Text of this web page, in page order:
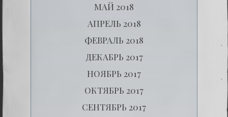
МАЙ 2018
АПРЕЛЬ 2018
ФЕВРАЛЬ 2018
ДЕКАБРЬ 2017
НОЯБРЬ 2017
ОКТЯБРЬ 2017
СЕНТЯБРЬ 2017